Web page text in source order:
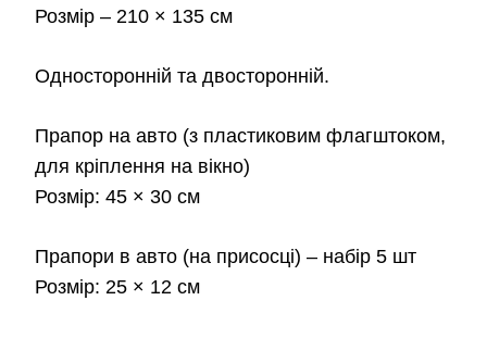
Розмір – 210 × 135 см
Односторонній та двосторонній.
Прапор на авто (з пластиковим флагштоком,
для кріплення на вікно)
Розмір: 45 × 30 см
Прапори в авто (на присосці) – набір 5 шт
Розмір: 25 × 12 см